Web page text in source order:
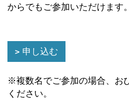
からでもご参加いただけます。
申し込む
※複数名でご参加の場合、お
ください。